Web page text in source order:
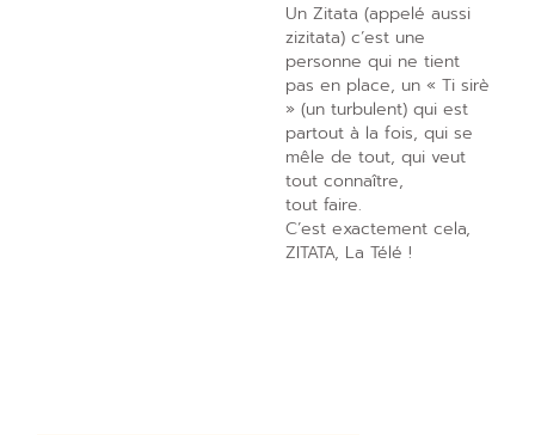
Un Zitata (appelé aussi
zizitata) c’est une
personne qui ne tient
pas en place, un « Ti sirè
» (un turbulent) qui est
partout à la fois, qui se
mêle de tout, qui veut
tout connaître,
tout faire.
C’est exactement cela,
ZITATA, La Télé !